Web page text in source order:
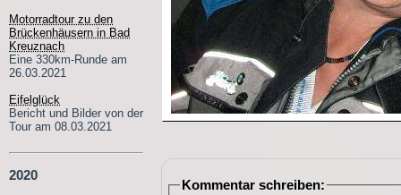
Motorradtour zu den
Brückenhäusern in Bad
Kreuznach
Eine 330km-Runde am
26.03.2021
Eifelglück
Bericht und Bilder von der
Tour am 08.03.2021
2020
Kommentar schreiben: